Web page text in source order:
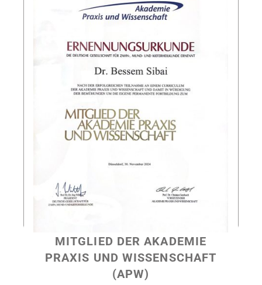
MITGLIED DER AKADEMIE
PRAXIS UND WISSENSCHAFT
(APW)